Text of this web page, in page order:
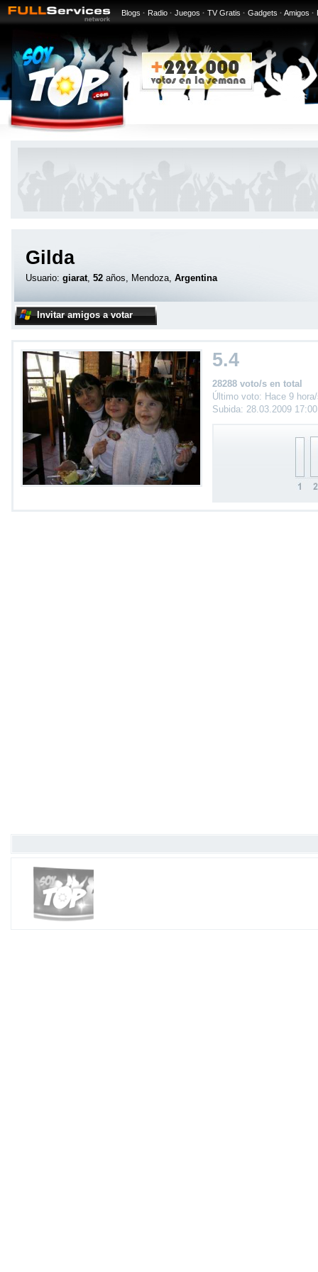
Blogs · Radio · Juegos · TV Gratis · Gadgets · Amigos ·
Gilda
Usuario: giarat, 52 años, Mendoza, Argentina
Invitar amigos a votar
5.4
28288 voto/s en total
Último voto: Hace 9
Subida: 28.03.2009